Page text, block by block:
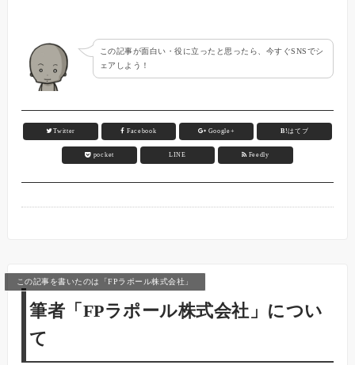
この記事が面白い・役に立ったと思ったら、今すぐSNSでシ
ェアしよう！
Twitter Facebook Google+ B!はてブ
pocket LINE Feedly
この記事を書いたのは「FPラポール株式会社」
筆者「FPラポール株式会社」につい
て